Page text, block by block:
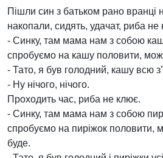
Пішли син з батьком рано вранці
накопали, сидять, удачат, риба не
- Синку, там мама нам з собою
спробуємо на кашу половити,
- Тато, я був голодний, кашу всю
- Ну нічого, нічого.
Проходить час, риба не клює.
- Синку, там мама нам з собою
спробуємо на пиріжок половити,
буде.